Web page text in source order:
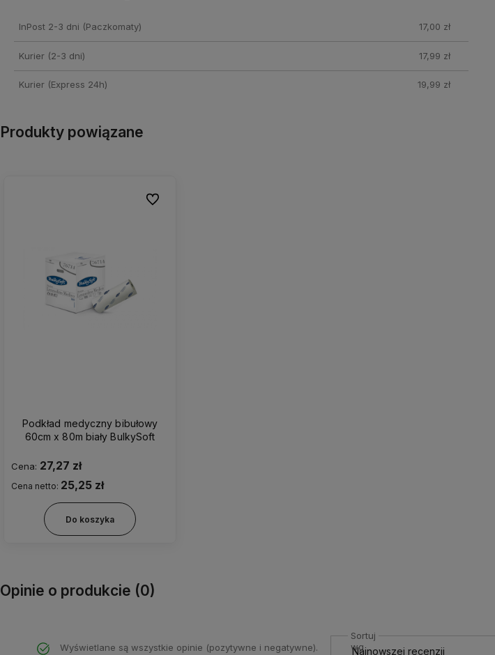
Cena nie zawiera ewentualnych
InPost 2-3 dni (Paczkomaty) 17,00 zł
Kurier (2-3 dni) 17,99 zł
Kurier (Express 24h) 19,99 zł
Produkty powiązane
Podkład medyczny bibułowy
60cm x 80m biały BulkySoft
Cena: 27,27 zł
Cena netto: 25,25 zł
Do koszyka
Do ulubionych
Opinie o produkcie (0)
Wyświetlane są wszystkie opinie (pozytywne i negatywne).
Sortuj
wg